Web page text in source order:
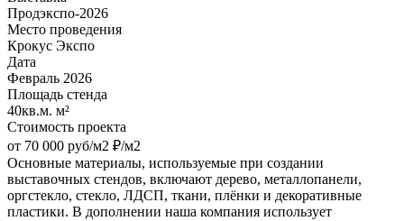
Продэкспо-2026
Место проведения
Крокус Экспо
Дата
Февраль 2026
Площадь стенда
40кв.м. м²
Стоимость проекта
от 70 000 руб/м2 ₽/м2
Основные материалы, используемые при создании
выставочных стендов, включают дерево, металлопанели,
оргстекло, стекло, ЛДСП, ткани, плёнки и декоративные
пластики. В дополнении наша компания использует